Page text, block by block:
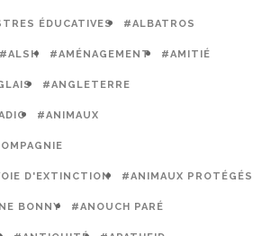
ÉDUCATIVES #ALBATROS
#ALSH #AMÉNAGEMENT #AMITIÉ
#ANGLETERRE
#ANIMAUX
D'EXTINCTION #ANIMAUX PROTÉGÉS
BONNY #ANOUCH PARÉ